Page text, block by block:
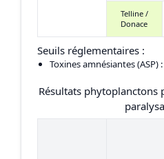
Telline /
Donace
Seuils réglementaires :
Toxines amnésiantes (ASP)
Résultats phytoplanctons